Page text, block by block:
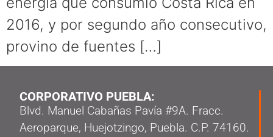
2016, y por segundo año consecutivo,
provino de fuentes […]
CORPORATIVO PUEBLA:
Blvd. Manuel Cabañas Pavía #9A. Fracc.
Aeroparque, Huejotzingo, Puebla. C.P. 74160.